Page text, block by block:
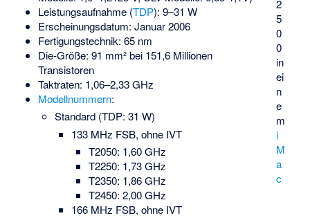
2
5
0
0
in
ei
n
e
m
i
M
a
c
Leistungsaufnahme (TDP): 9–31 W
Erscheinungsdatum: Januar 2006
Fertigungstechnik: 65 nm
Die-Größe: 91 mm² bei 151,6 Millionen
Transistoren
Taktraten: 1,06–2,33 GHz
Modellnummern:
Standard (TDP: 31 W)
133 MHz FSB, ohne IVT
T2050: 1,60 GHz
T2250: 1,73 GHz
T2350: 1,86 GHz
T2450: 2,00 GHz
166 MHz FSB, ohne IVT